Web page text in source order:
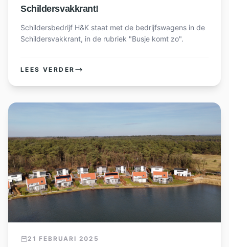
Schildersvakkrant!
Schildersbedrijf H&K staat met de bedrijfswagens in de
Schildersvakkrant, in de rubriek "Busje komt zo".
LEES VERDER
21 FEBRUARI 2025